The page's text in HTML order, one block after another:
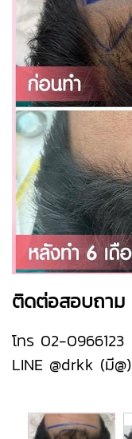
ติดต่อสอบถาม
โทร 02-0966123
LINE @drkk (มี@)